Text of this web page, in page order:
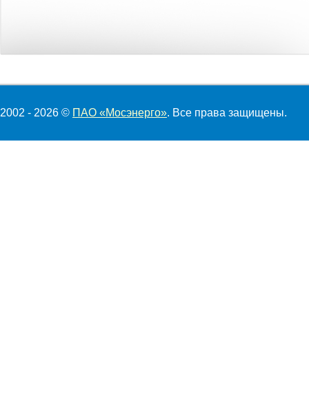
2002 - 2026 © ПАО «Мосэнерго». Все права защищены.